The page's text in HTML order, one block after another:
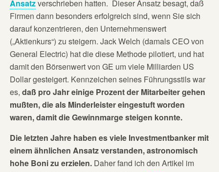
Ansatzverschrieben hatten. Dieser Ansatz besagt, daß
Firmen dann besonders erfolgreich sind, wenn Sie sich
darauf konzentrieren, den Unternehmenswert
(„Aktienkurs“) zu steigern. Jack Welch (damals CEO von
General Electric) hat die diese Methode pilotiert, und hat
damit den Börsenwert von GE um viele Milliarden US
Dollar gesteigert. Kennzeichen seines Führungsstils war
es, daß pro Jahr einige Prozent der Mitarbeiter gehen
mußten, die als Minderleister eingestuft worden
waren, damit die Gewinnmarge steigen konnte.
Die letzten Jahre haben es viele Investmentbanker mit
einem ähnlichen Ansatz verstanden, astronomisch
hohe Boni zu erzielen. Daher fand ich den Artikel im